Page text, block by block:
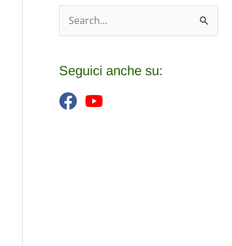
v
e
c
a
:
Seguici anche su: